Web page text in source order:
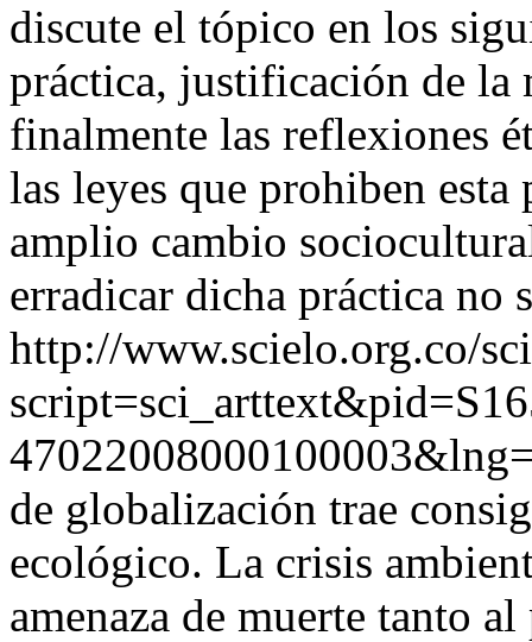
discute el tópico en los
práctica, justificación de la
finalmente las reflexiones
las leyes que prohiben
amplio cambio
erradicar dicha práctica no
http://www.scielo.org.co/
de globalización trae
ecológico. La crisis
amenaza de muerte tanto